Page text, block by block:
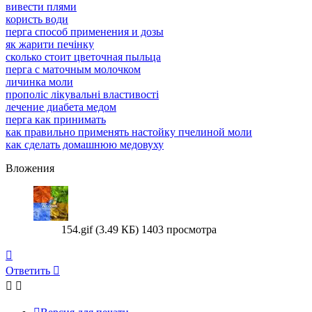
вивести плями
користь води
перга способ применения и дозы
як жарити печінку
сколько стоит цветочная пыльца
перга с маточным молочком
личинка моли
прополіс лікувальні властивості
лечение диабета медом
перга как принимать
как правильно применять настойку пчелиной моли
как сделать домашнюю медовуху
Вложения
154.gif (3.49 КБ) 1403 просмотра
к
началу
Ответить